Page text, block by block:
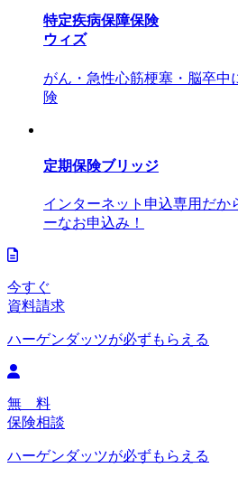
特定疾病保障保険
ウィズ
がん・急性心筋梗塞・脳卒中
険
定期保険ブリッジ
インターネット申込専用だか
ーなお申込み！
今すぐ
資料請求
ハーゲンダッツが必ずもらえる
無 料
保険相談
ハーゲンダッツが必ずもらえる